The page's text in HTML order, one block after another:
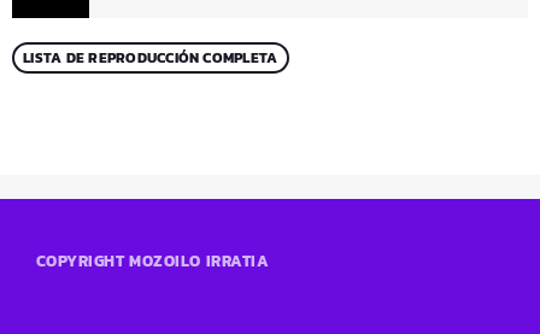
LISTA DE REPRODUCCIÓN COMPLETA
COPYRIGHT MOZOILO IRRATIA